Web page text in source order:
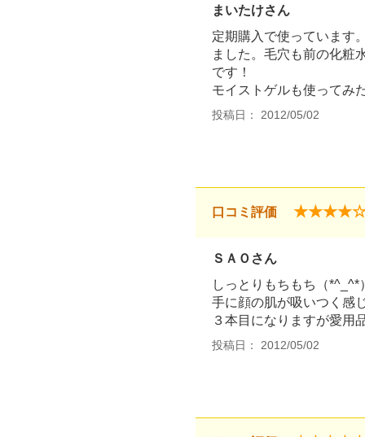
まいたけさん
定期購入で使っています
ました。毛穴も前の化粧
です！
モイストゲルも使ってみ
投稿日： 2012/05/02
口コミ評価
ＳＡＯさん
しっとりもちもち（*^_^*
手に顔の肌が吸いつく感
３本目になりますが愛用
投稿日： 2012/05/02